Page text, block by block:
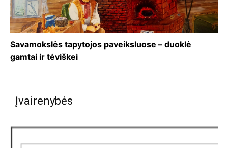
Savamokslės tapytojos paveiksluose – duoklė
gamtai ir tėviškei
Įvairenybės